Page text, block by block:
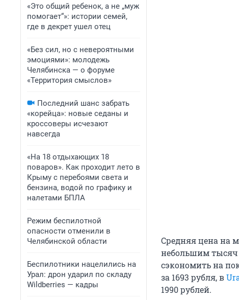
«Это общий ребенок, а не „муж
помогает“»: истории семей,
где в декрет ушел отец
«Без сил, но с невероятными
эмоциями»: молодежь
Челябинска — о форуме
«Территория смыслов»
Последний шанс забрать
«корейца»: новые седаны и
кроссоверы исчезают
навсегда
«На 18 отдыхающих 18
поваров». Как проходит лето в
Крыму с перебоями света и
бензина, водой по графику и
налетами БПЛА
Режим беспилотной
опасности отменили в
Челябинской области
Беспилотники нацелились на
Урал: дрон ударил по складу
Wildberries — кадры
Средняя цена на
небольшим тысяч
сэкономить на
за 1693 рубля, в
1990 рублей.